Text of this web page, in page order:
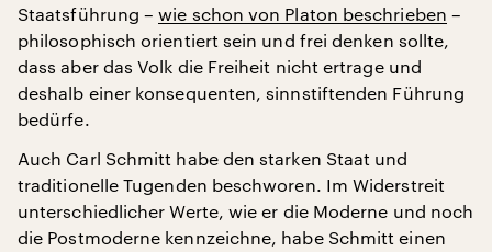
Staatsführung –wie schon von Platon beschrieben –
philosophisch orientiert sein und frei denken sollte,
dass aber das Volk die Freiheit nicht ertrage und
deshalb einer konsequenten, sinnstiftenden Führung
bedürfe.
Auch Carl Schmitt habe den starken Staat und
traditionelle Tugenden beschworen. Im Widerstreit
unterschiedlicher Werte, wie er die Moderne und noch
die Postmoderne kennzeichne, habe Schmitt einen